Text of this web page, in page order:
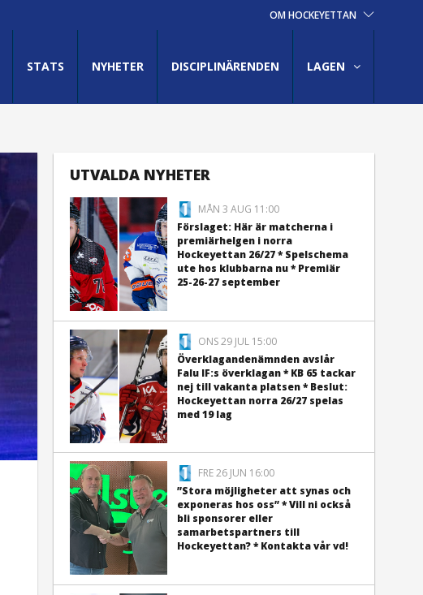
OM HOCKEYETTAN
STATS NYHETER DISCIPLINÄRENDEN LAGEN
UTVALDA NYHETER
MÅN 3 AUG 11:00
Förslaget: Här är matcherna i
premiärhelgen i norra
Hockeyettan 26/27 * Spelschema
ute hos klubbarna nu * Premiär
25-26-27 september
ONS 29 JUL 15:00
Överklagandenämnden avslår
Falu IF:s överklagan * KB 65 tackar
nej till vakanta platsen * Beslut:
Hockeyettan norra 26/27 spelas
med 19 lag
FRE 26 JUN 16:00
”Stora möjligheter att synas och
exponeras hos oss” * Vill ni också
bli sponsorer eller
samarbetspartners till
Hockeyettan? * Kontakta vår vd!